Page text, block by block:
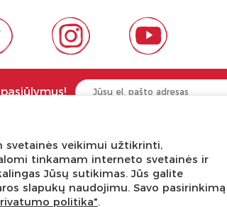
APIE PREKĖS ŽENKLUS
Kas yra LaQ?
BRAIN BUILDERS kūdikiams
svetainės veikimui užtikrinti,
tinkamam interneto svetainės ir
Jūsų sutikimas. Jūs galite
slapukų naudojimu. Savo pasirinkimą
politika".